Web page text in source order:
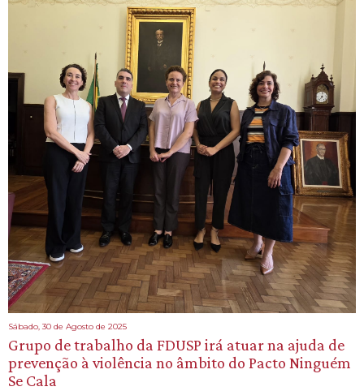
Sábado, 30 de Agosto de 2025
Grupo de trabalho da FDUSP irá atuar na ajuda de
prevenção à violência no âmbito do Pacto Ninguém
Se Cala